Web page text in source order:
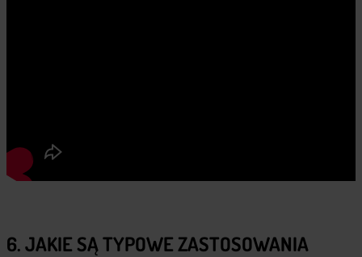
6. JAKIE SĄ TYPOWE ZASTOSOWANIA